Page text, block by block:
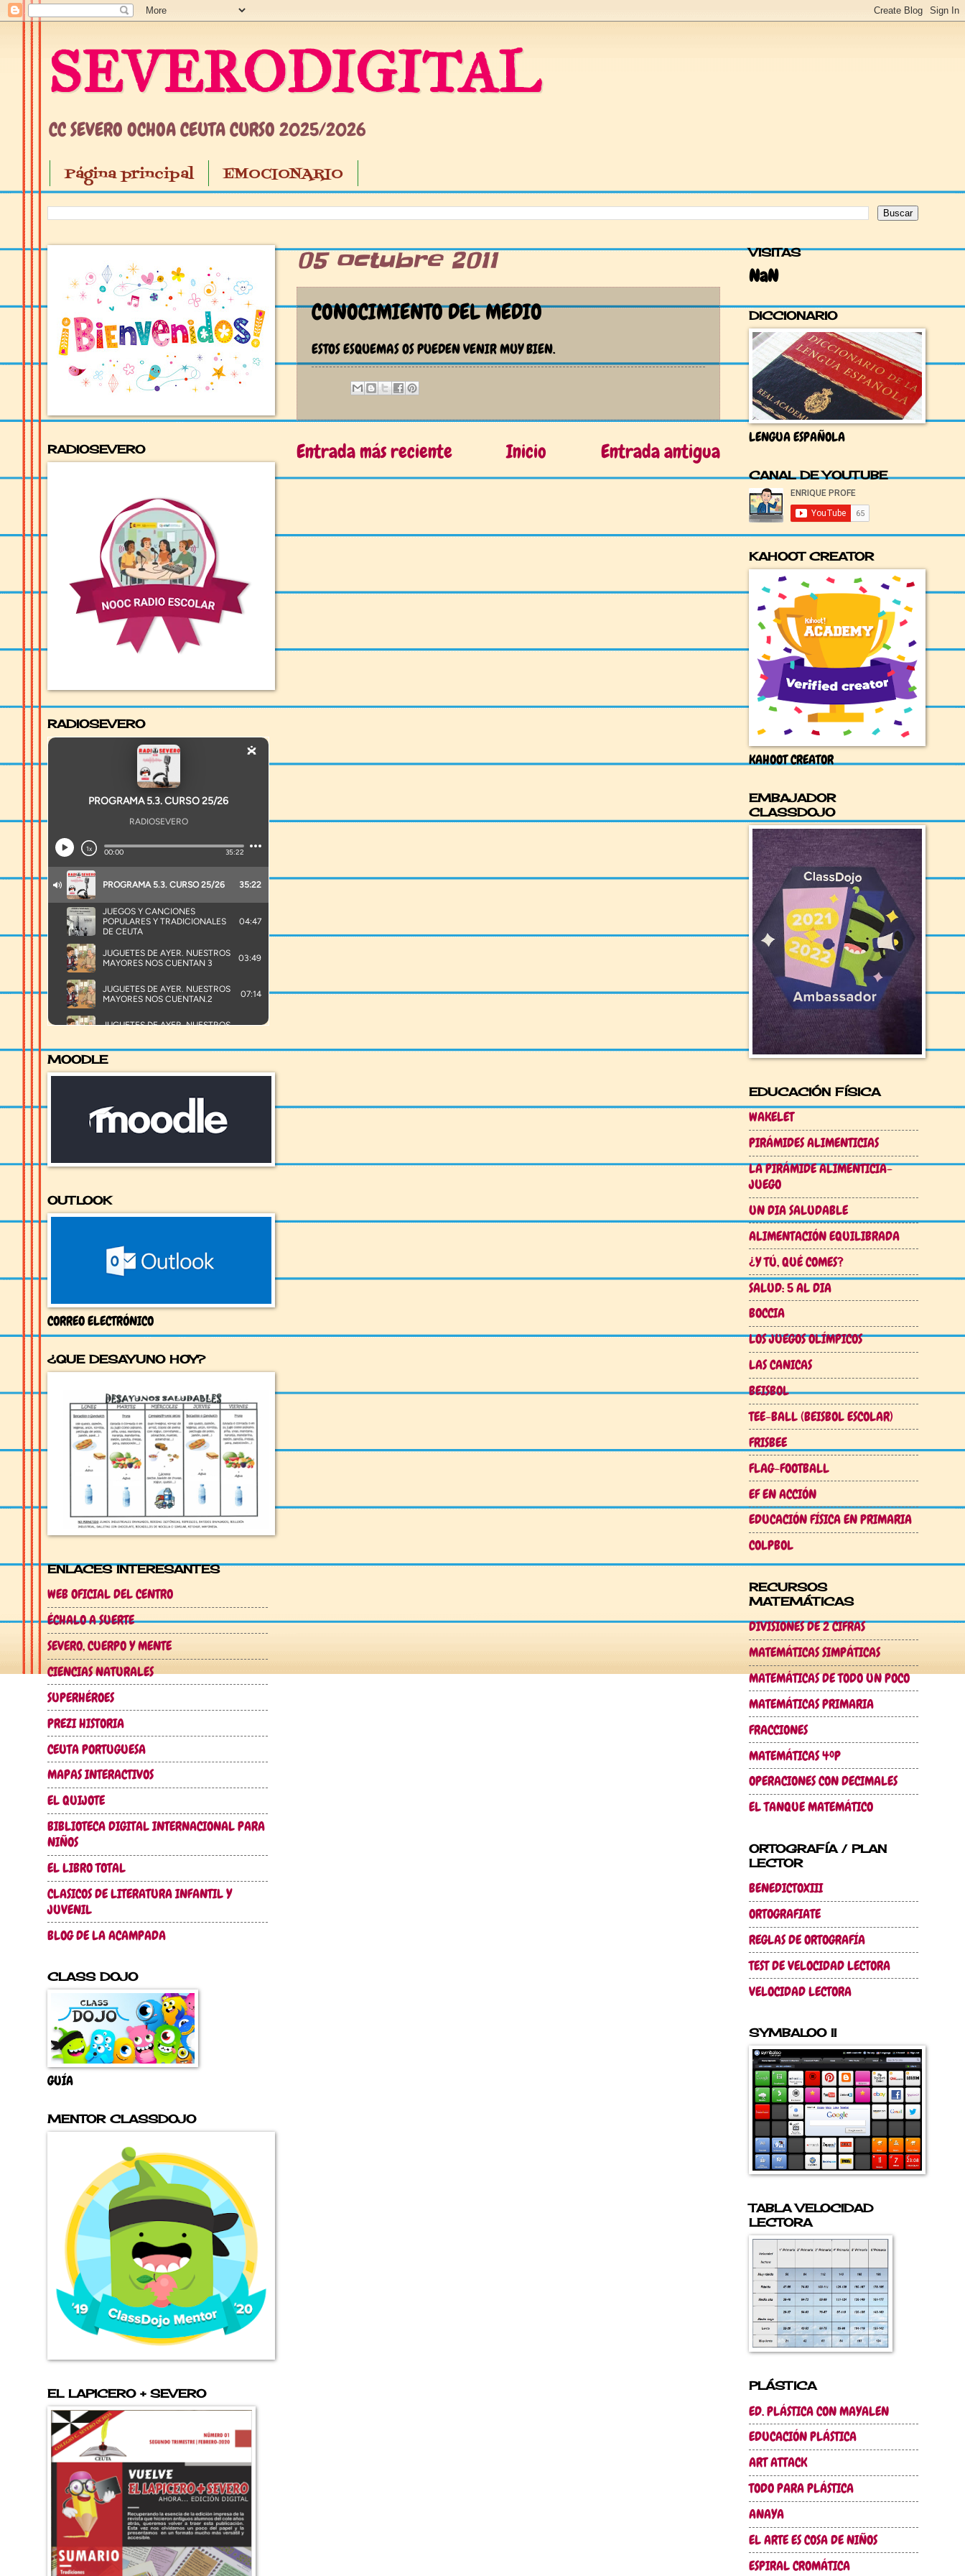
SEVERODIGITAL
CC SEVERO OCHOA CEUTA CURSO 2025/2026
Página principal EMOCIONARIO
05 octubre 2011
CONOCIMIENTO DEL MEDIO
ESTOS ESQUEMAS OS PUEDEN VENIR MUY BIEN.
Entrada más reciente Entrada antigua
Inicio
RADIOSEVERO
RADIOSEVERO
MOODLE
OUTLOOK
CORREO ELECTRÓNICO
¿QUE DESAYUNO HOY?
ENLACES INTERESANTES
WEB OFICIAL DEL CENTRO
ÉCHALO A SUERTE
SEVERO, CUERPO Y MENTE
CIENCIAS NATURALES
SUPERHÉROES
PREZI HISTORIA
CEUTA PORTUGUESA
MAPAS INTERACTIVOS
EL QUIJOTE
BIBLIOTECA DIGITAL INTERNACIONAL PARA
NIÑOS
EL LIBRO TOTAL
CLASICOS DE LITERATURA INFANTIL Y
JUVENIL
BLOG DE LA ACAMPADA
CLASS DOJO
GUÍA
MENTOR CLASSDOJO
EL LAPICERO + SEVERO
VISITAS
NaN
DICCIONARIO
LENGUA ESPAÑOLA
CANAL DE YOUTUBE
KAHOOT CREATOR
KAHOOT CREATOR
EMBAJADOR
CLASSDOJO
EDUCACIÓN FÍSICA
WAKELET
PIRÁMIDES ALIMENTICIAS
LA PIRÁMIDE ALIMENTICIA-
JUEGO
UN DIA SALUDABLE
ALIMENTACIÓN EQUILIBRADA
¿Y TÚ, QUÉ COMES?
SALUD: 5 AL DIA
BOCCIA
LOS JUEGOS OLÍMPICOS
LAS CANICAS
BEISBOL
TEE-BALL (BEISBOL ESCOLAR)
FRISBEE
FLAG-FOOTBALL
EF EN ACCIÓN
EDUCACIÓN FÍSICA EN PRIMARIA
COLPBOL
RECURSOS
MATEMÁTICAS
DIVISIONES DE 2 CIFRAS
MATEMÁTICAS SIMPÁTICAS
MATEMÁTICAS DE TODO UN POCO
MATEMÁTICAS PRIMARIA
FRACCIONES
MATEMÁTICAS 4ºP
OPERACIONES CON DECIMALES
EL TANQUE MATEMÁTICO
ORTOGRAFÍA / PLAN
LECTOR
BENEDICTOXIII
ORTOGRAFIATE
REGLAS DE ORTOGRAFÍA
TEST DE VELOCIDAD LECTORA
VELOCIDAD LECTORA
SYMBALOO II
TABLA VELOCIDAD
LECTORA
PLÁSTICA
ED. PLÁSTICA CON MAYALEN
EDUCACIÓN PLÁSTICA
ART ATTACK
TODO PARA PLÁSTICA
ANAYA
EL ARTE ES COSA DE NIÑOS
ESPIRAL CROMÁTICA